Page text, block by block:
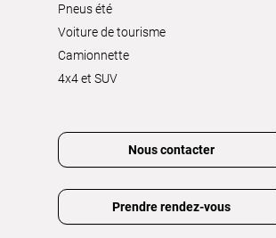
Pneus été
Voiture de tourisme
Camionnette
4x4 et SUV
Nous contacter
Prendre rendez-vous